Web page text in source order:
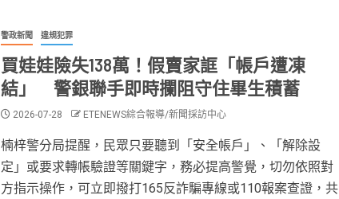
警政新聞 違規犯罪
買娃娃險失138萬！假賣家誆「帳戶遭凍
結」 警銀聯手即時攔阻守住畢生積蓄
2026-07-28 ETENEWS綜合報導/新聞採訪中心
楠梓警分局提醒，民眾只要聽到「安全帳戶」、「解除設
定」或要求轉帳驗證等關鍵字，務必提高警覺，切勿依照對
方指示操作，可立即撥打165反詐騙專線或110報案查證，共